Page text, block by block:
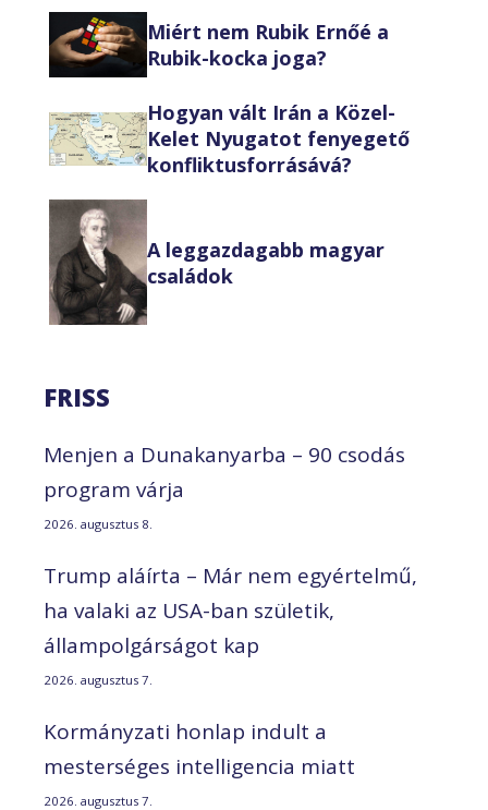
Miért nem Rubik Ernőé a
Rubik-kocka joga?
Hogyan vált Irán a Közel-
Kelet Nyugatot fenyegető
konfliktusforrásává?
A leggazdagabb magyar
családok
FRISS
Menjen a Dunakanyarba – 90 csodás
program várja
2026. augusztus 8.
Trump aláírta – Már nem egyértelmű,
ha valaki az USA-ban születik,
állampolgárságot kap
2026. augusztus 7.
Kormányzati honlap indult a
mesterséges intelligencia miatt
2026. augusztus 7.